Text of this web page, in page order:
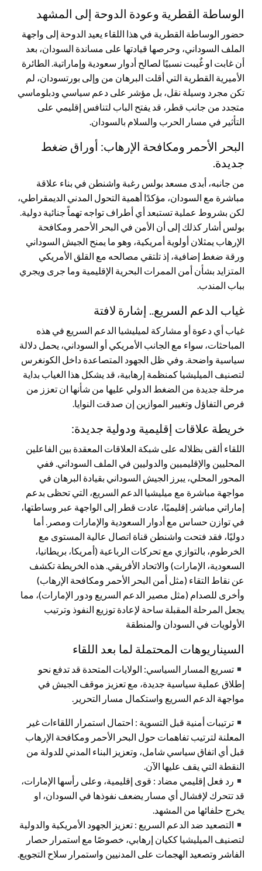
الوساطة القطرية وعودة الدوحة إلى المشهد
حضور الوساطة القطرية في هذا اللقاء يعيد الدوحة إلى واجهة
الملف السوداني، وحرصها قيادتها على مساندة السودان، بعد
أن غابت او غٌيبت نسبيًا لصالح أدوار سعودية وإماراتية. الطائرة
الأميرية القطرية التي أقلت البرهان من وإلى بورتسودان، لم
تكن مجرد وسيلة نقل، بل مؤشر على دعم سياسي ودبلوماسي
متجدد من جانب قطر، قد يفتح الباب لتنافس إقليمي على
التأثير في مسار الحرب والسلام بالسودان.
البحر الأحمر ومكافحة الإرهاب: أوراق ضغط
جديدة.
من جانبه، أبدى مسعد بولس رغبة واشنطن في بناء علاقة
مباشرة مع السودان، مؤكدًا أهمية التحول المدني الديمقراطي،
لكن بشروط عملية تستبعد أي أطراف تواجه تهماً جنائية دولية.
بولس أشار كذلك إلى أن الأمن في البحر الأحمر ومكافحة
الإرهاب يمثلان أولوية أمريكية، وهو ما يمنح الجيش السوداني
ورقة ضغط إضافية، إذ تلتقي مصالحه مع القلق الأمريكي
المتزايد بشأن أمن الممرات البحرية الإقليمية وما جرى ويجري
بباب المندب.
غياب الدعم السريع.. إشارة لافتة
غياب أي دعوة أو مشاركة لميليشيا الدعم السريع في هذه
المباحثات، سواء مع الجانب الأمريكي أو السوداني، يحمل دلالة
سياسية واضحة. وفي ظل الجهود المتصاعدة داخل الكونغرس
لتصنيف الميليشيا كمنظمة إرهابية، قد يشكل هذا الغياب بداية
مرحلة جديدة من الضغط الدولي عليها من شأنها ان تعزز من
فرص التفاؤل وتغيير الموازين إن صدقت النوايا.
خريطة علاقات إقليمية ودولية جديدة:
اللقاء ألقى بظلاله على شبكة العلاقات المعقدة بين الفاعلين
المحليين والإقليميين والدوليين في الملف السوداني. ففي
المحور المحلي، يبرز الجيش السوداني بقيادة البرهان في
مواجهة مباشرة مع ميليشيا الدعم السريع، التي تحظى بدعم
إماراتي مباشر. إقليميًا، عادت قطر إلى الواجهة عبر وساطتها،
في توازن حساس مع أدوار السعودية والإمارات ومصر. أما
دوليًا، فقد فتحت واشنطن قناة اتصال عالية المستوى مع
الخرطوم، بالتوازي مع تحركات الرباعية (أمريكا، بريطانيا،
السعودية، الإمارات) والاتحاد الأفريقي. هذه الخريطة تكشف
عن نقاط التقاء (مثل أمن البحر الأحمر ومكافحة الإرهاب)
وأخرى للصدام (مثل مصير الدعم السريع ودور الإمارات)، مما
يجعل المرحلة المقبلة ساحة لإعادة توزيع النفوذ وترتيب
الأولويات في السودان والمنطقة
السيناريوهات المحتملة لما بعد اللقاء
تسريع المسار السياسي: الولايات المتحدة قد تدفع نحو
إطلاق عملية سياسية جديدة، مع تعزيز موقف الجيش في
مواجهة الدعم السريع واستكمال مسار التحرير.
ترتيبات أمنية قبل التسوية : احتمال استمرار اللقاءات غير
المعلنة لترتيب تفاهمات حول البحر الأحمر ومكافحة الإرهاب
قبل أي اتفاق سياسي شامل، وتعزيز البناء المدني للدولة من
النقطة التي يقف عليها الآن.
رد فعل إقليمي مضاد : قوى إقليمية، وعلى رأسها الإمارات،
قد تتحرك لإفشال أي مسار يضعف نفوذها في السودان، او
يخرج حلفائها من المشهد.
التصعيد ضد الدعم السريع : تعزيز الجهود الأمريكية والدولية
لتصنيف الميليشيا ككيان إرهابي، خصوصًا مع استمرار حصار
الفاشر وتصعيد الهجمات على المدنيين واستمرار سلاح التجويع.